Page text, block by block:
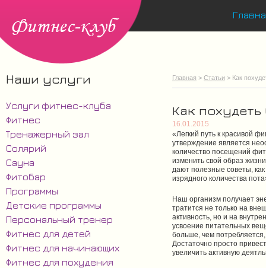
Наши услуги
Услуги фитнес-клуба
Фитнес
Тренажерный зал
Солярий
Сауна
Фитобар
Программы
Детские программы
Персональный тренер
Фитнес для детей
Фитнес для начинающих
Фитнес для похудения
Главная > Статьи > Как
Как
16.01.2015
«Легкий путь к красивой
утверждение является
количество посещений
изменить свой образ
дают полезные советы,
изрядного количества
Наш организм получает
тратится не только на
активность, но и на
усвоение питательных
больше, чем
Достаточно просто
увеличить активную